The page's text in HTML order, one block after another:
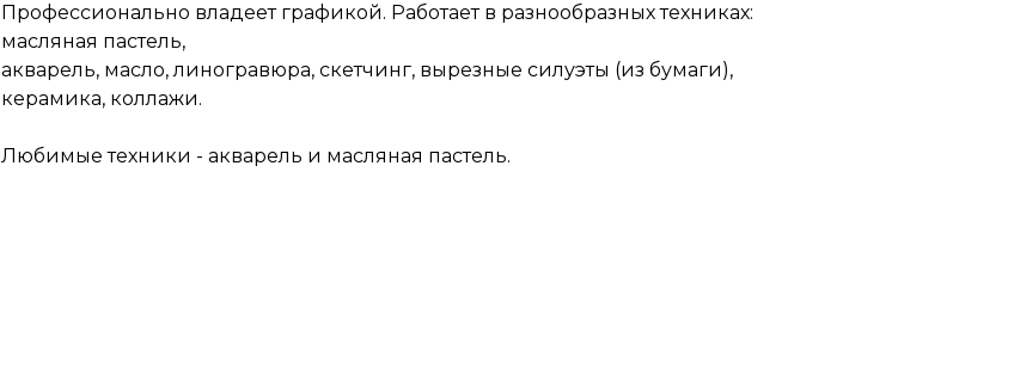
Профессионально владеет графикой. Работает в разнообразных техниках:
масляная пастель,
акварель, масло, линогравюра, скетчинг, вырезные силуэты (из бумаги),
керамика, коллажи.
Любимые техники - акварель и масляная пастель.